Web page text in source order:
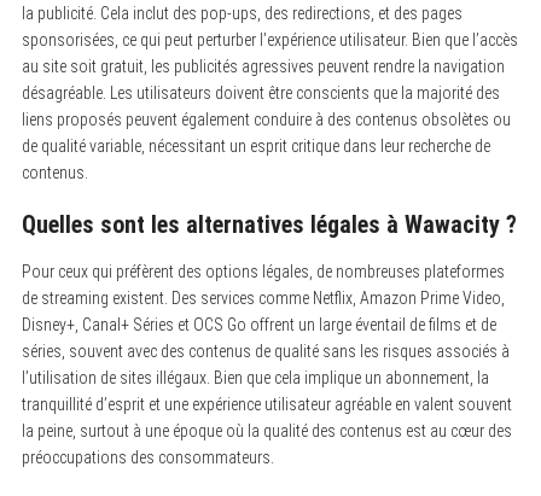
la publicité. Cela inclut des pop-ups, des redirections, et des pages
sponsorisées, ce qui peut perturber l’expérience utilisateur. Bien que l’accès
au site soit gratuit, les publicités agressives peuvent rendre la navigation
désagréable. Les utilisateurs doivent être conscients que la majorité des
liens proposés peuvent également conduire à des contenus obsolètes ou
de qualité variable, nécessitant un esprit critique dans leur recherche de
contenus.
Quelles sont les alternatives légales à Wawacity ?
Pour ceux qui préfèrent des options légales, de nombreuses plateformes
de streaming existent. Des services comme Netflix, Amazon Prime Video,
Disney+, Canal+ Séries et OCS Go offrent un large éventail de films et de
séries, souvent avec des contenus de qualité sans les risques associés à
l’utilisation de sites illégaux. Bien que cela implique un abonnement, la
tranquillité d’esprit et une expérience utilisateur agréable en valent souvent
la peine, surtout à une époque où la qualité des contenus est au cœur des
préoccupations des consommateurs.